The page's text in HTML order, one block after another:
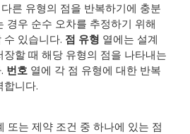
른 유형의 점을 반복하기에 충분
경우 순수 오차를 추정하기 위해
수 있습니다. 점 유형 열에는 설계
장할 때 해당 유형의 점을 나타내는
번호 열에 각 점 유형에 대한 반복
합니다.
또는 제약 조건 중 하나에 있는 점